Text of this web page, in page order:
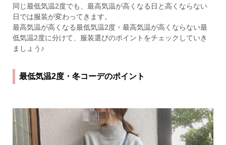
同じ最低気温2度でも、最高気温が高くなる日と高くならない
日では服装が変わってきます。
最高気温が高くなる最低気温2度・最高気温が高くならない最
低気温2度に分けて、服装選びのポイントをチェックしていき
ましょう♪
最低気温2度・冬コーデのポイント